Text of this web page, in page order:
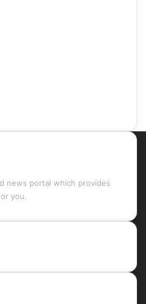
news portal which provides
you.